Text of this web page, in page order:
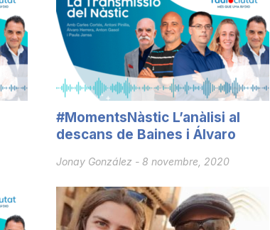
#MomentsNàstic L’anàlisi al
descans de Baines i Álvaro
Jonay González - 8 novembre, 2020